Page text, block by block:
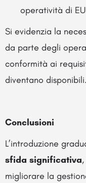
operatività di
Si evidenzia la
da parte degli
conformità ai
diventano disponibili.
Conclusioni
L’introduzione
sfida significativa
migliorare la